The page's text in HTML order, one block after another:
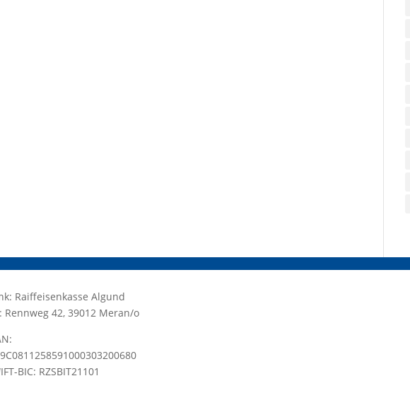
Raiffeisenkasse Algund
Rennweg 42, 39012 Meran/o
BIC: RZSBIT21101